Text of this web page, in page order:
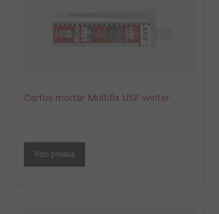
Cartuș mortar Multifix USF winter
Vezi produs